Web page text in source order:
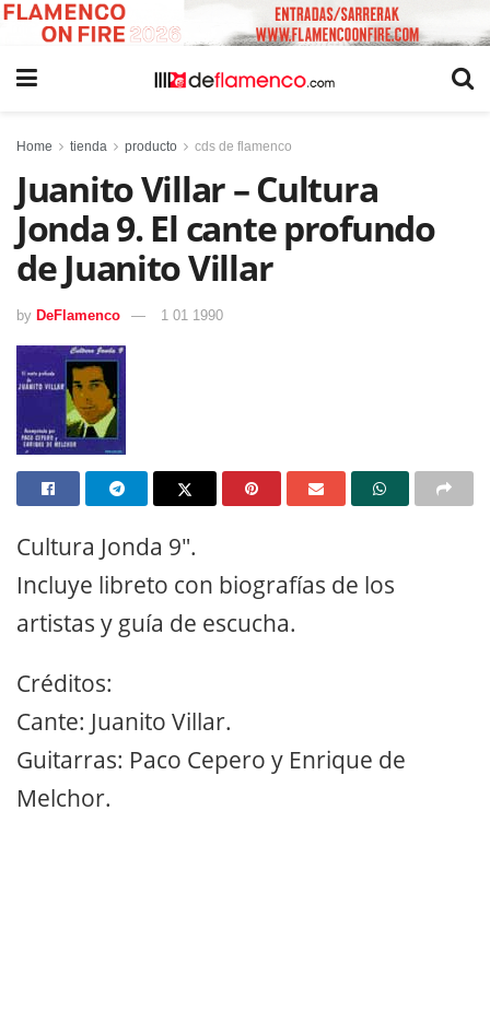
Home tienda producto cds de flamenco
Juanito Villar – Cultura
Jonda 9. El cante profundo
de Juanito Villar
by DeFlamenco 1 01 1990
Cultura Jonda 9″.
Incluye libreto con biografías de los
artistas y guía de escucha.
Créditos:
Cante: Juanito Villar.
Guitarras: Paco Cepero y Enrique de
Melchor.